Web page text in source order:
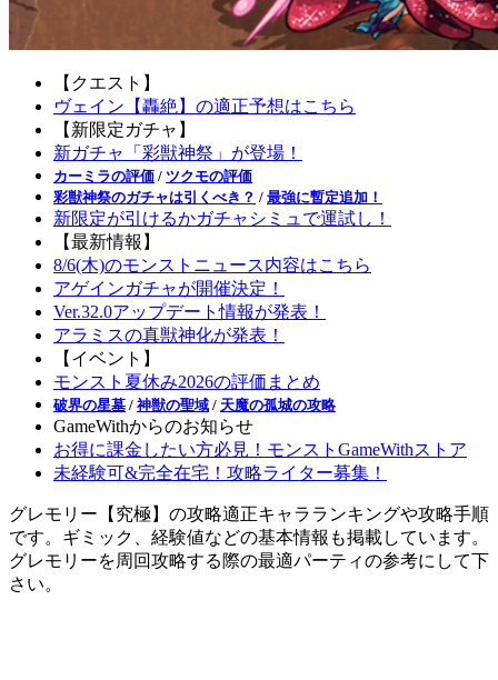
【クエスト】
ヴェイン【轟絶】の適正予想はこちら
【新限定ガチャ】
新ガチャ「彩獣神祭」が登場！
カーミラの評価 / ツクモの評価
彩獣神祭のガチャは引くべき？ / 最強に暫定追加！
新限定が引けるかガチャシミュで運試し！
【最新情報】
8/6(木)のモンストニュース内容はこちら
アゲインガチャが開催決定！
Ver.32.0アップデート情報が発表！
アラミスの真獣神化が発表！
【イベント】
モンスト夏休み2026の評価まとめ
破界の星墓 / 神獣の聖域 / 天魔の孤城の攻略
GameWithからのお知らせ
お得に課金したい方必見！モンストGameWithストア
未経験可&完全在宅！攻略ライター募集！
グレモリー【究極】の攻略適正キャラランキングや攻略手順
です。ギミック、経験値などの基本情報も掲載しています。
グレモリーを周回攻略する際の最適パーティの参考にして下
さい。